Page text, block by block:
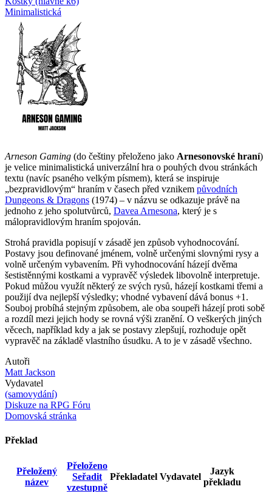
Minimalistická
Arneson Gaming (do češtiny přeloženo jako Arnesonovské hraní)
je velice minimalistická univerzální hra o pouhých dvou stránkách
textu (navíc psaného velkým písmem), která se inspiruje
„bezpravidlovým“ hraním v časech před vznikem původních
Dungeons & Dragons (1974) – v názvu se odkazuje právě na
jednoho z jeho spolutvůrců, Davea Arnesona, který je s
málopravidlovým hraním spojován.
Strohá pravidla popisují v zásadě jen způsob vyhodnocování.
Postavy jsou definované jménem, volně určenými slovnými rysy a
volně určeným vybavením. Při vyhodnocování házejí dvěma
šestistěnnými kostkami a vypravěč výsledek libovolně interpretuje.
Pokud můžou využít některý ze svých rysů, házejí kostkami třemi a
použijí dva nejlepší výsledky; vhodné vybavení dává bonus +1.
Souboj probíhá stejným způsobem, ale oba soupeři házejí proti sobě
a rozdíl mezi jejich hody se rovná výši zranění. O veškerých jiných
věcech, například kdy a jak se postavy zlepšují, rozhoduje opět
vypravěč na základě vlastního úsudku. A to je v zásadě všechno.
Autoři
Matt Jackson
Vydavatel
(samovydání)
Diskuze na RPG Fóru
Domovská stránka
Překlad
Přeložený
název
Přeloženo
Seřadit
vzestupně
Překladatel Vydavatel
Jazyk
překladu